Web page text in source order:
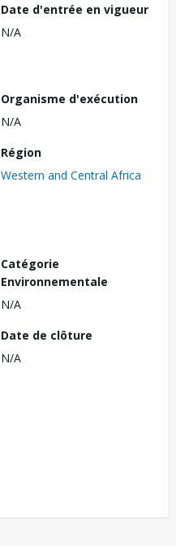
Date d'entrée en vigueur
N/A
Organisme d'exécution
N/A
Région
Western and Central Africa
Catégorie
Environnementale
N/A
Date de clôture
N/A